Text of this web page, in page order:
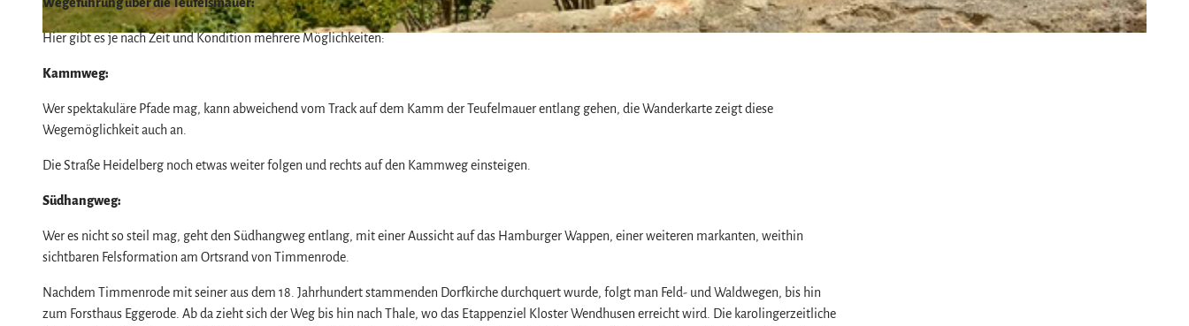
© Annette Frank, Harz: Magische Gebirgswelt |CC-BY
Hier gibt es je nach Zeit und Kondition mehrere Möglichkeiten:
Kammweg:
Wer spektakuläre Pfade mag, kann abweichend vom Track auf dem Kamm der Teufelmauer entlang gehen, die Wanderkarte zeigt diese
Wegemöglichkeit auch an.
Die Straße Heidelberg noch etwas weiter folgen und rechts auf den Kammweg einsteigen.
Südhangweg:
Wer es nicht so steil mag, geht den Südhangweg entlang, mit einer Aussicht auf das Hamburger Wappen, einer weiteren markanten, weithin
sichtbaren Felsformation am Ortsrand von Timmenrode.
Nachdem Timmenrode mit seiner aus dem 18. Jahrhundert stammenden Dorfkirche durchquert wurde, folgt man Feld- und Waldwegen, bis hin
zum Forsthaus Eggerode. Ab da zieht sich der Weg bis hin nach Thale, wo das Etappenziel Kloster Wendhusen erreicht wird. Die karolingerzeitliche